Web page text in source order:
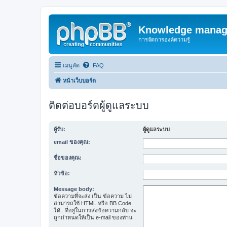
Knowledge
การจัดการองค์ความรู้
เมนูลัด FAQ
หน้าเว็บบอร์ด
ติดต่อบอร์ดผู้ดูแลระบบ
ผู้รับ: ผู้ดูแลระบบ
email ของคุณ:
ชื่อของคุณ:
หัวข้อ:
Message body:
ข้อความที่จะส่ง เป็น ข้อความ ไม่
สามารถใช้ HTML หรือ BB Code
ได้ . ที่อยู่ในการส่งข้อความกลับ จะ
ถูกกำหนดให้เป็น e-mail ของท่าน .